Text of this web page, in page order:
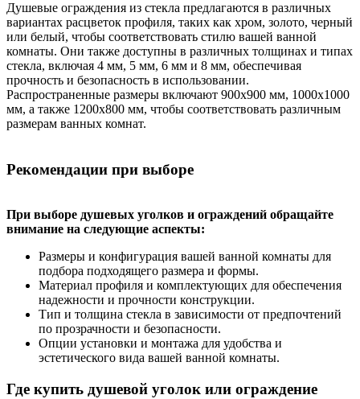
Душевые ограждения из стекла предлагаются в различных
вариантах расцветок профиля, таких как хром, золото, черный
или белый, чтобы соответствовать стилю вашей ванной
комнаты. Они также доступны в различных толщинах и типах
стекла, включая 4 мм, 5 мм, 6 мм и 8 мм, обеспечивая
прочность и безопасность в использовании.
Распространенные размеры включают 900x900 мм, 1000x1000
мм, а также 1200х800 мм, чтобы соответствовать различным
размерам ванных комнат.
Рекомендации при выборе
При выборе душевых уголков и ограждений обращайте
внимание на следующие аспекты:
Размеры и конфигурация вашей ванной комнаты для
подбора подходящего размера и формы.
Материал профиля и комплектующих для обеспечения
надежности и прочности конструкции.
Тип и толщина стекла в зависимости от предпочтений
по прозрачности и безопасности.
Опции установки и монтажа для удобства и
эстетического вида вашей ванной комнаты.
Где купить душевой уголок или ограждение